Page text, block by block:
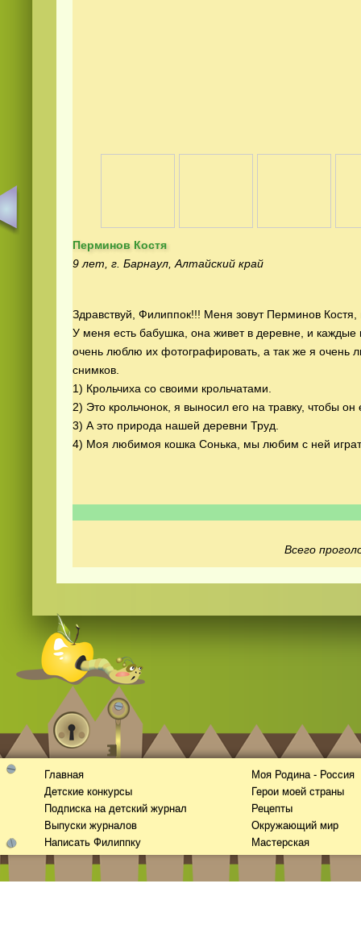
Перминов Костя
9 лет, г. Барнаул, Алтайский край
Здравствуй, Филиппок!!! Меня зовут Перминов
У меня есть бабушка, она живет в деревне, и
очень люблю их фотографировать, а так же я очень
снимков.
1) Крольчиха со своими крольчатами.
2) Это крольчонок, я выносил его на травку, чтобы он
3) А это природа нашей деревни Труд.
4) Моя любимоя кошка Сонька, мы любим с ней
Всего
Главная
Детские конкурсы
Подписка на детский журнал
Выпуски журналов
Написать Филиппку
Моя Родина - Россия
Герои моей страны
Рецепты
Окружающий мир
Мастерская
онлайн